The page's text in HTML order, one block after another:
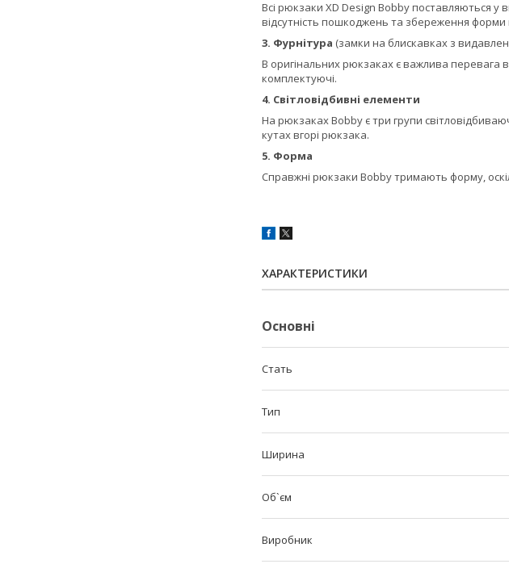
Всі рюкзаки XD Design Bobby поставляються у
відсутність пошкоджень та збереження форми
3. Фурнітура (замки на блискавках з
В оригінальних рюкзаках є важлива перевага
комплектуючі.
4. Світловідбивні елементи
На рюкзаках Bobby є три групи
кутах вгорі рюкзака.
5. Форма
Справжні рюкзаки Bobby тримають форму,
ХАРАКТЕРИСТИКИ
Основні
Стать
Тип
Ширина
Об`єм
Виробник